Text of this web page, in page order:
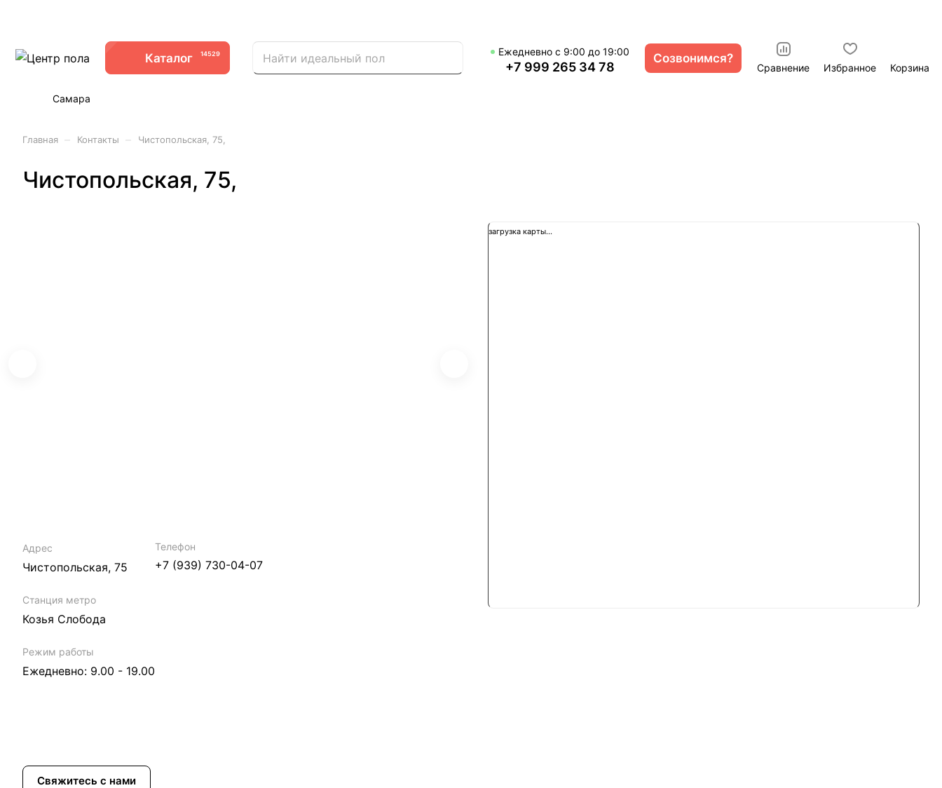
14529
Каталог Ежедневно с 9:00 до 19:00
+7 999 265 34 78
Созвонимся?
Сравнение Избранное Корзина
Самара
Главная Контакты Чистопольская, 75,
Чистопольская, 75,
Адрес
Чистопольская, 75
Станция метро
Козья Слобода
Режим работы
Ежедневно: 9.00 - 19.00
Телефон
+7 (939) 730-04-07
Свяжитесь с нами
загрузка карты...